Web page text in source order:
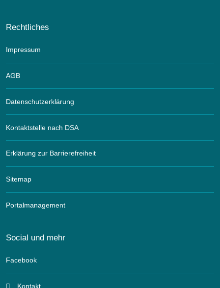
Rechtliches
Impressum
AGB
Datenschutzerklärung
Kontaktstelle nach DSA
Erklärung zur Barrierefreiheit
Sitemap
Portalmanagement
Social und mehr
Facebook
Kontakt